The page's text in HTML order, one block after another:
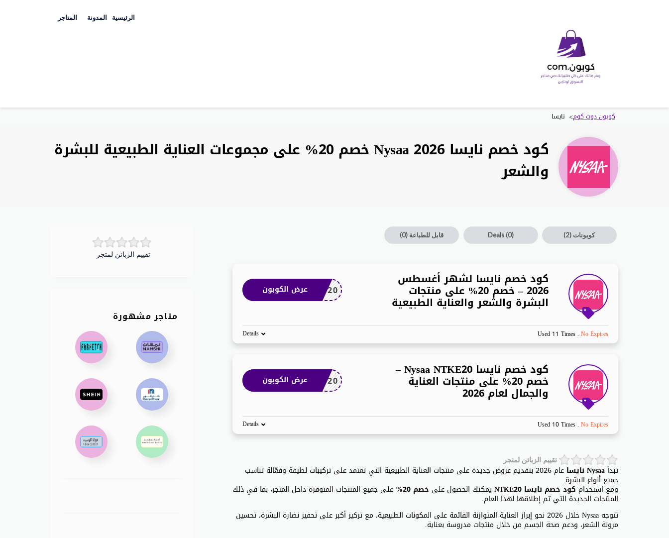
الرئيسية المدونة المتاجر
كوبون دوت كوم> نايسا
كود خصم نايسا 2026 Nysaa خصم 20% على مجموعات العناية الطبيعية للبشرة
والشعر
كوبونات (2)
Deals (0) قابل للطباعة (0)
كود خصم نايسا لشهر أغسطس
2026 – خصم 20% على منتجات
البشرة والشعر والعناية الطبيعية
NTKE20عرض الكوبون
Used 11 Times . No Expires
Details
كود خصم نايسا Nysaa NTKE20 –
خصم 20% على منتجات العناية
والجمال لعام 2026
NTKE20عرض الكوبون
Used 10 Times . No Expires
Details
تقييم الزبائن لمتجر
تبدأNysaa نايسا عام 2026 بتقديم عروض جديدة على منتجات العناية الطبيعية التي تعتمد على تركيبات لطيفة وفعّالة تناسب
جميع أنواع البشرة.
ومع استخدام كود خصم نايسا NTKE20 يمكنك الحصول على خصم 20% على جميع المنتجات المتوفرة داخل المتجر، بما في ذلك
المنتجات الجديدة التي تم إطلاقها لهذا العام.
تتوجه Nysaa خلال 2026 نحو إبراز العناية المتوازنة القائمة على المكونات الطبيعية، مع تركيز أكبر على تحفيز نضارة البشرة، تحسين
مرونة الشعر، ودعم صحة الجسم من خلال منتجات مدروسة بعناية.
تقييم الزبائن لمتجر
متاجر مشهورة